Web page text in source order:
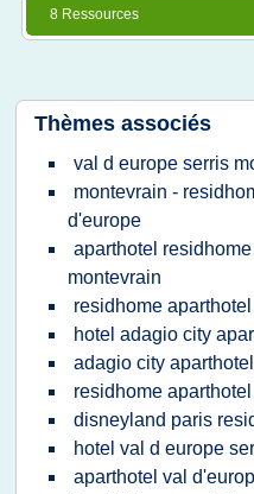
8 Ressources
Thèmes associés
val d europe serris
montevrain -
d'europe
aparthotel
montevrain
residhome
hotel adagio city
adagio city
residhome
disneyland paris
hotel val d europe
aparthotel val